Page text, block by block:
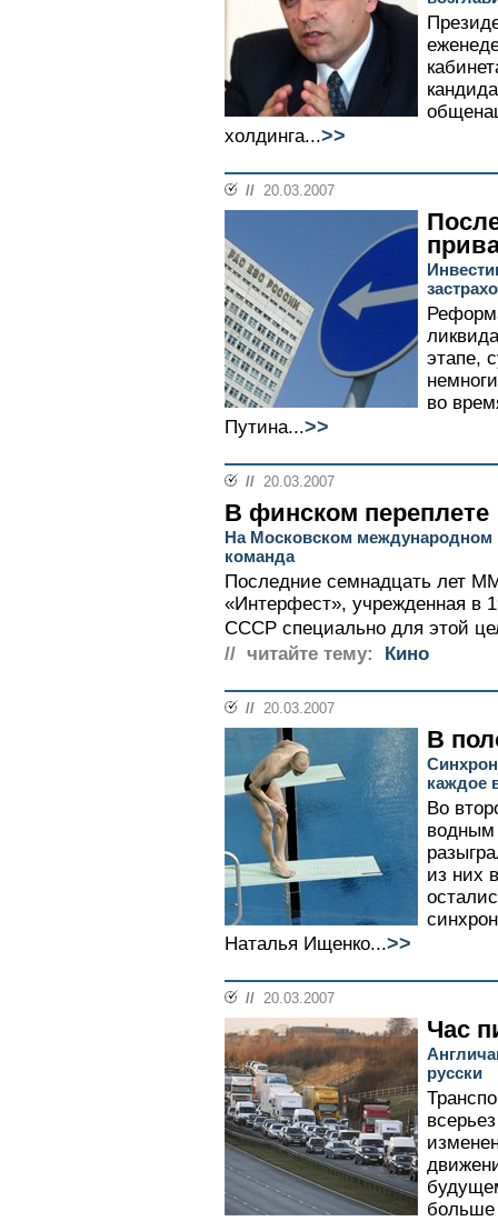
холдинга...>>
// 20.03.2007
этапе,
во
Путина...>>
// 20.03.2007
В финском переплете
На Московском международном
команда
Последние семнадцать лет
«Интерфест», учрежденная в
СССР специально для этой
// читайте тему:
Кино
// 20.03.2007
В
каждое
Во
водным
из них
Наталья Ищенко...>>
// 20.03.2007
Час
русски
больше